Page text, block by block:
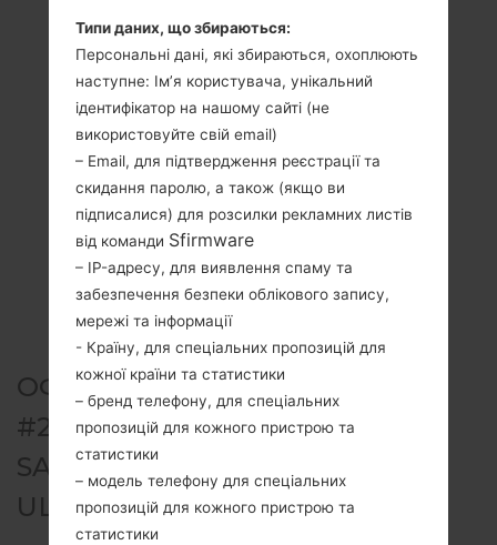
ОФІЦІЙНА ПРОШИВКА
#202421 ДЛЯ SM-N986B -
SAMSUNGGALAXY NOTE 20
ULTRA 5G
Типи даних, що збираються:
Персональні дані, які збираються, охоплюють
наступне: Ім’я користувача, унікальний
ідентифікатор на нашому сайті (не
використовуйте свій email)
– Email, для підтвердження реєстрації та
скидання паролю, а також (якщо ви
підписалися) для розсилки рекламних листів
від команди Sfirmware
– IP-адресу, для виявлення спаму та
забезпечення безпеки облікового запису,
мережі та інформації
- Країну, для спеціальних пропозицій для
кожної країни та статистики
– бренд телефону, для спеціальних
пропозицій для кожного пристрою та
статистики
– модель телефону для спеціальних
пропозицій для кожного пристрою та
статистики